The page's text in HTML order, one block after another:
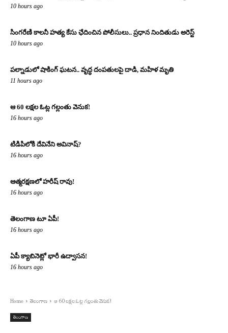
10 hours ago
సింగరేణి కాలనీ హత్య కేసు ఛేదించిన పోలీసులు.. ప్రధాన నిందితుడు అరెస్ట్
10 hours ago
పల్నాడులో షాకింగ్ ఘటన.. వృద్ధ దంపతులపై దాడి, మహిళ మృతి
11 hours ago
ఆ 60 లక్షల ఓట్ల గల్లంతు వెనుక!
16 hours ago
టిడిపిలోకి దేవినేని అవినాష్?
16 hours ago
ఆత్మరక్షణలో హరీష్ రావు!
16 hours ago
తెలంగాణ టూ ఏపీ!
16 hours ago
ఏపీ క్యాబినెట్లో భారీ ఉద్వాసన!
16 hours ago